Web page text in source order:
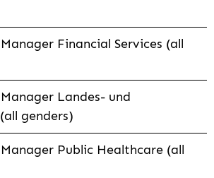
Financial Services (all
Landes- und
genders)
Public Healthcare (all